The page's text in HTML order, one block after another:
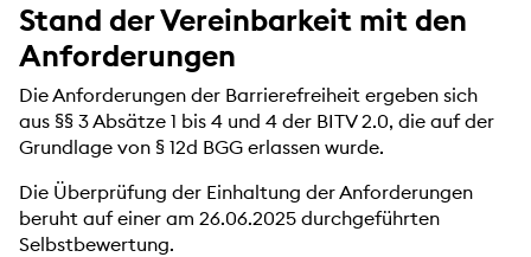
Stand der Vereinbarkeit mit den
Anforderungen
Die Anforderungen der Barrierefreiheit ergeben sich
aus §§ 3 Absätze 1 bis 4 und 4 der BITV 2.0, die auf der
Grundlage von § 12d BGG erlassen wurde.
Die Überprüfung der Einhaltung der Anforderungen
beruht auf einer am 26.06.2025 durchgeführten
Selbstbewertung.